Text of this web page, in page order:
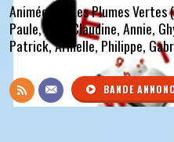
Animée par Les Plumes Vertes (
Paule, Ivan, Claudine, Annie,
Patrick, Armelle, Philippe,
BANDE